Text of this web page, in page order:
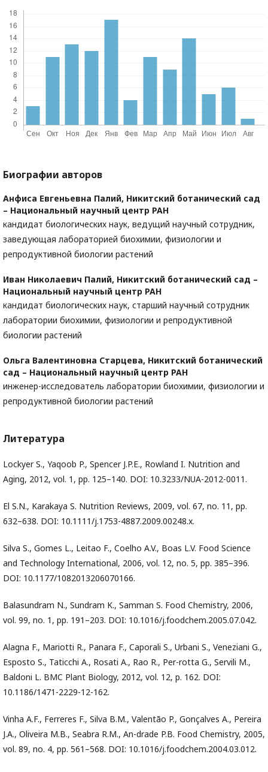
Биографии авторов
Анфиса Евгеньевна Палий, Никитский ботанический сад
– Национальный научный центр РАН
кандидат биологических наук, ведущий научный сотрудник,
заведующая лабораторией биохимии, физиологии и
репродуктивной биологии растений
Иван Николаевич Палий, Никитский ботанический сад –
Национальный научный центр РАН
кандидат биологических наук, старший научный сотрудник
лаборатории биохимии, физиологии и репродуктивной
биологии растений
Ольга Валентиновна Старцева, Никитский ботанический
сад – Национальный научный центр РАН
инженер-исследователь лаборатории биохимии, физиологии и
репродуктивной биологии растений
Литература
Lockyer S., Yaqoob P., Spencer J.P.E., Rowland I. Nutrition and
Aging, 2012, vol. 1, pp. 125–140. DOI: 10.3233/NUA-2012-0011.
El S.N., Karakaya S. Nutrition Reviews, 2009, vol. 67, no. 11, pp.
632–638. DOI: 10.1111/j.1753-4887.2009.00248.x.
Silva S., Gomes L., Leitao F., Coelho A.V., Boas L.V. Food Science
and Technology International, 2006, vol. 12, no. 5, pp. 385–396.
DOI: 10.1177/1082013206070166.
Balasundram N., Sundram K., Samman S. Food Chemistry, 2006,
vol. 99, no. 1, pp. 191–203. DOI: 10.1016/j.foodchem.2005.07.042.
Alagna F., Mariotti R., Panara F., Caporali S., Urbani S., Veneziani G.,
Esposto S., Taticchi A., Rosati A., Rao R., Per-rotta G., Servili M.,
Baldoni L. BMC Plant Biology, 2012, vol. 12, p. 162. DOI:
10.1186/1471-2229-12-162.
Vinha A.F., Ferreres F., Silva B.M., Valentão P., Gonçalves A., Pereira
J.A., Oliveira M.B., Seabra R.M., An-drade P.B. Food Chemistry, 2005,
vol. 89, no. 4, pp. 561–568. DOI: 10.1016/j.foodchem.2004.03.012.